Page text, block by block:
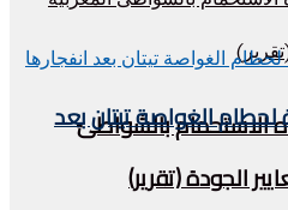
الاستحمام بالشواطئ
الجودة (تقرير)
الغواصة تيتان بعد